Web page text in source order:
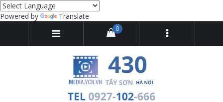
Powered by Translate
0